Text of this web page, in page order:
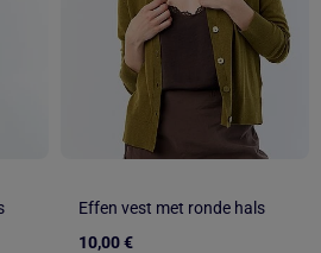
Effen vest met ronde hals
10,00 €